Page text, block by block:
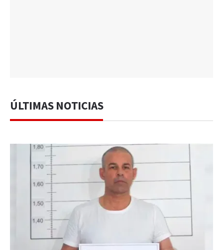
ÚLTIMAS NOTICIAS